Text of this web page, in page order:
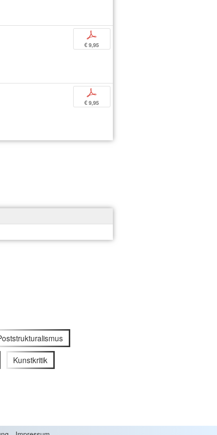
p
€ 9,95
p
€ 9,95
Kunstkritik